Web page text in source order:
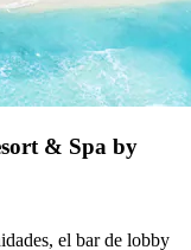
& Spa by
el bar de lobby